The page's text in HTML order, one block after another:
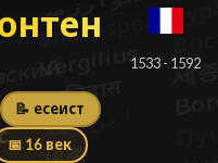
1533 - 1592
📝 есеист
📅 16 век